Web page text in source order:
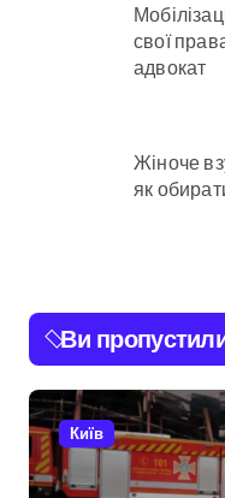
свої
адвокат
Жіноче
як
Ви
Київ